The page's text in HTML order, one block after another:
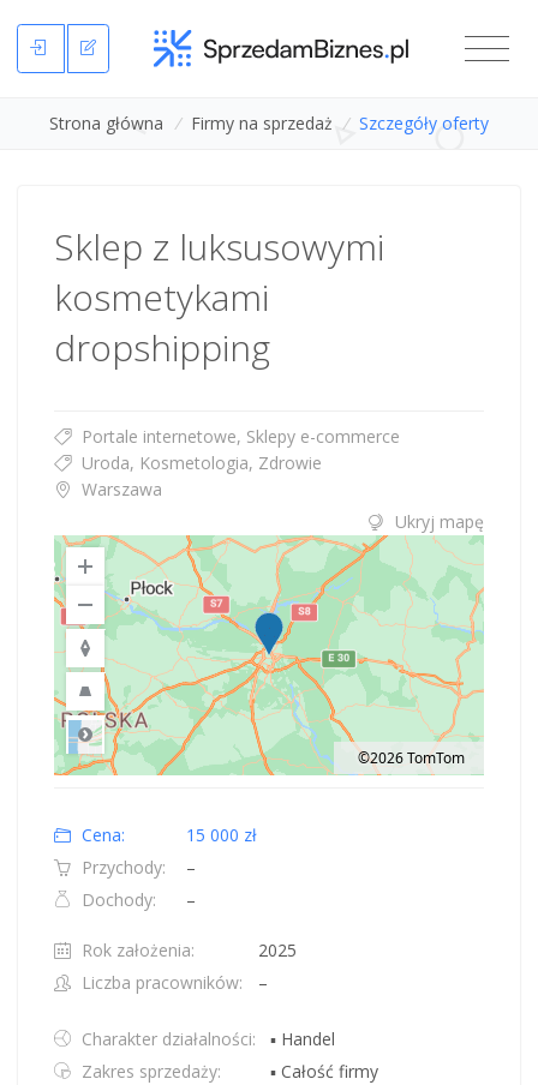
Strona główna / Firmy na sprzedaż / Szczegóły oferty
Sklep z luksusowymi
kosmetykami
dropshipping
Portale internetowe, Sklepy e-commerce
Uroda, Kosmetologia, Zdrowie
Warszawa
Ukryj mapę
Road
©2026 TomTom
Cena:
15 000 zł
Przychody:
–
Dochody:
–
Rok założenia:
2025
Liczba pracowników:
–
Charakter działalności:
▪ Handel
Zakres sprzedaży:
▪ Całość firmy